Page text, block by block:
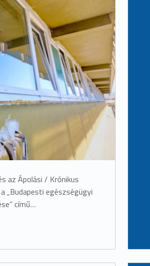
az Ápolási / Krónikus
„Budapesti egészségügyi
című…